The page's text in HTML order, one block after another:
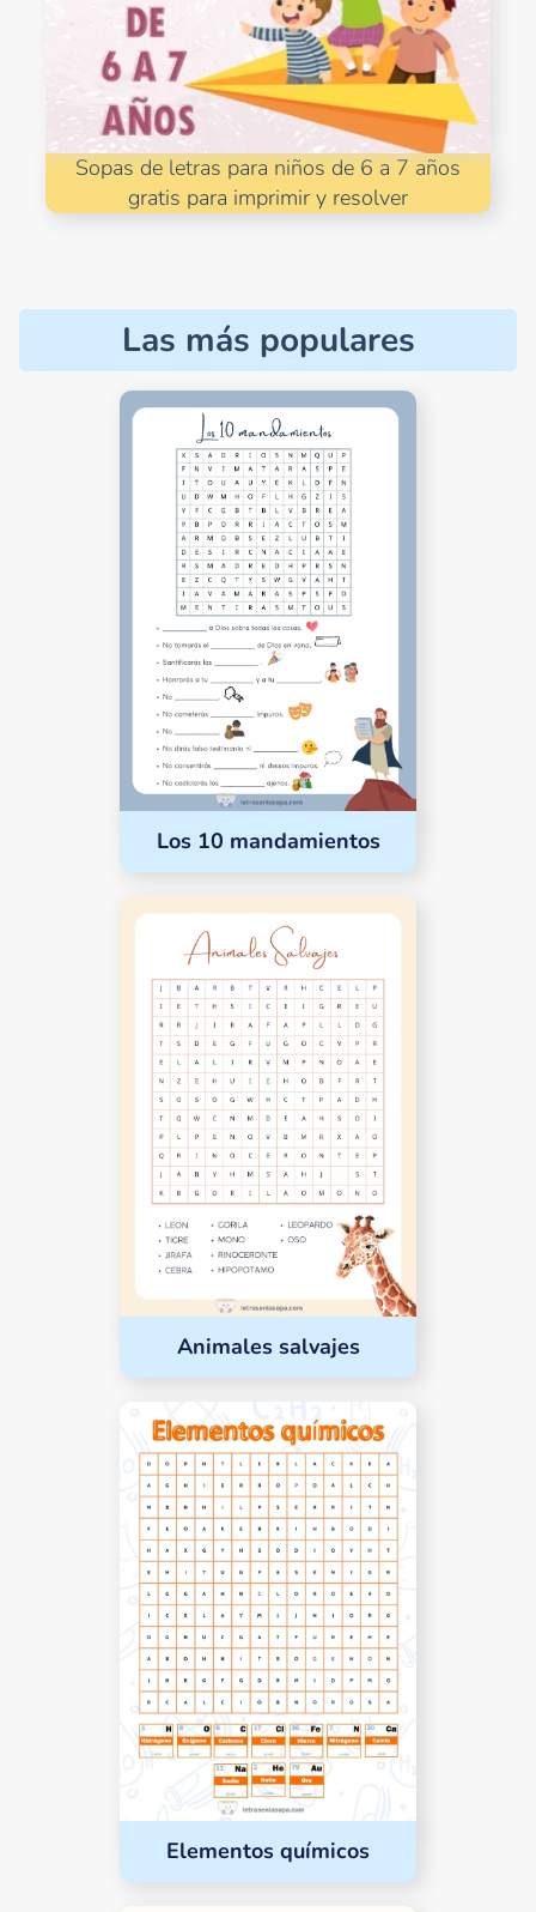
Sopas de letras para niños de 6 a 7 años
gratis para imprimir y resolver
Las más populares
Los 10 mandamientos
Animales salvajes
Elementos químicos